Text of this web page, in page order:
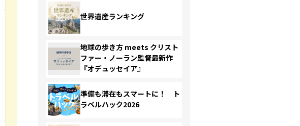
世界遺産ランキング
地球の歩き方 meets クリスト
ファー・ノーラン監督最新作
『オデュッセイア』
準備も滞在もスマートに！ ト
ラベルハック2026